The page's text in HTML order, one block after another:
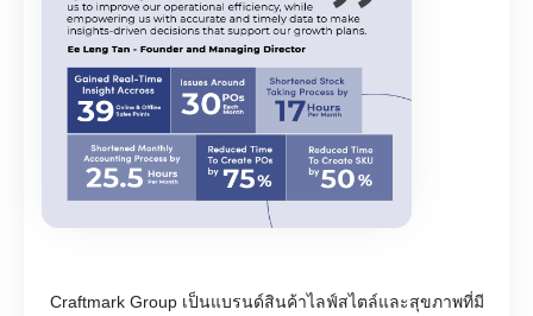
Craftmark Group เป็นแบรนด์สินค้าไลฟ์สไตล์และสุขภาพที่มี